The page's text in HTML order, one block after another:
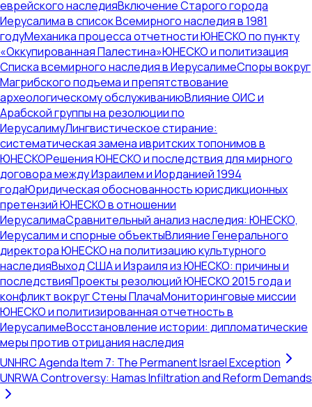
еврейского наследияВключение Старого города
Иерусалима в список Всемирного наследия в 1981
годуМеханика процесса отчетности ЮНЕСКО по пункту
«Оккупированная Палестина»ЮНЕСКО и политизация
Списка всемирного наследия в ИерусалимеСпоры вокруг
Магрибского подъема и препятствование
археологическому обслуживаниюВлияние ОИС и
Арабской группы на резолюции по
ИерусалимуЛингвистическое стирание:
систематическая замена ивритских топонимов в
ЮНЕСКОРешения ЮНЕСКО и последствия для мирного
договора между Израилем и Иорданией 1994
годаЮридическая обоснованность юрисдикционных
претензий ЮНЕСКО в отношении
ИерусалимаСравнительный анализ наследия: ЮНЕСКО,
Иерусалим и спорные объектыВлияние Генерального
директора ЮНЕСКО на политизацию культурного
наследияВыход США и Израиля из ЮНЕСКО: причины и
последствияПроекты резолюций ЮНЕСКО 2015 года и
конфликт вокруг Стены ПлачаМониторинговые миссии
ЮНЕСКО и политизированная отчетность в
ИерусалимеВосстановление истории: дипломатические
меры против отрицания наследия
UNHRC Agenda Item 7: The Permanent Israel Exception
UNRWA Controversy: Hamas Infiltration and Reform Demands